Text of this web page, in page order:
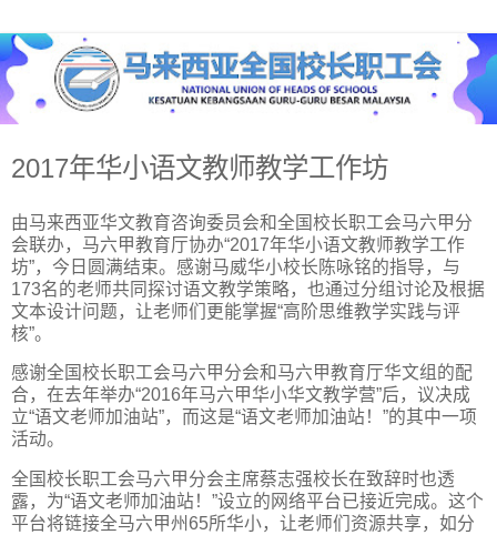
2017年华小语文教师教学工作坊
由马来西亚华文教育咨询委员会和全国校长职工会马六甲分
会联办，马六甲教育厅协办“2017年华小语文教师教学工作
坊”，今日圆满结束。感谢马威华小校长陈咏铭的指导，与
173名的老师共同探讨语文教学策略，也通过分组讨论及根据
文本设计问题，让老师们更能掌握“高阶思维教学实践与评
核”。
感谢全国校长职工会马六甲分会和马六甲教育厅华文组的配
合，在去年举办“2016年马六甲华小华文教学营”后，议决成
立“语文老师加油站”，而这是“语文老师加油站！”的其中一项
活动。
全国校长职工会马六甲分会主席蔡志强校长在致辞时也透
露，为“语文老师加油站！”设立的网络平台已接近完成。这个
平台将链接全马六甲州65所华小，让老师们资源共享，如分